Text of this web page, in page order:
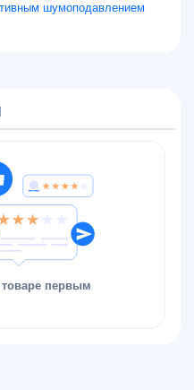
шумоподавлением
товаре первым